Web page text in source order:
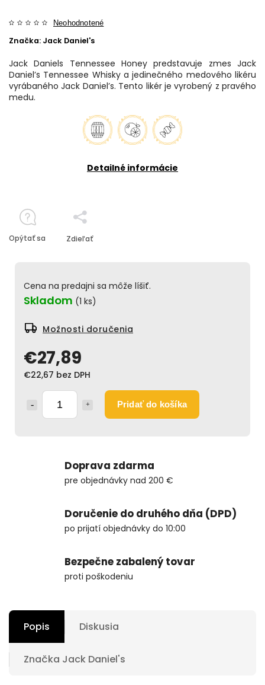
Neohodnotené
Značka: Jack Daniel's
€27,89
€22,67 bez DPH
Pridať do košíka
Cena na predajni sa môže líšiť.
Skladom (1 ks)
Možnosti doručenia
Jack Daniels Tennessee Honey predstavuje zmes Jack
Daniel’s Tennessee Whisky a jedinečného medového likéru
vyrábaného Jack Daniel’s. Tento likér je vyrobený z pravého
medu.
Detailné informácie
Opýtať sa Zdieľať
Doprava zdarma
pre objednávky nad 200 €
Doručenie do druhého dňa (DPD)
po prijatí objednávky do 10:00
Bezpečne zabalený tovar
proti poškodeniu
Popis Diskusia
Značka Jack Daniel's